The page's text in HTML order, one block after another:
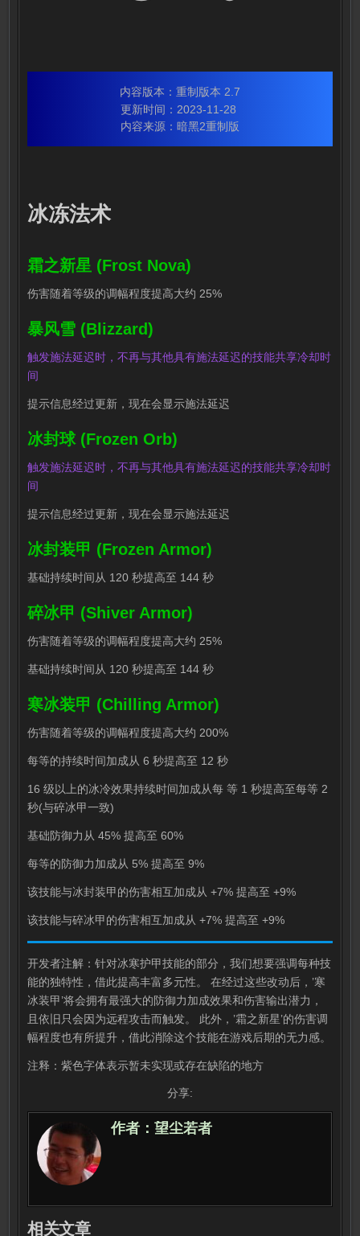
内容版本：重制版本 2.7
更新时间：2023-11-28
内容来源：暗黑2重制版
冰冻法术
霜之新星 (Frost Nova)
伤害随着等级的调幅程度提高大约 25%
暴风雪 (Blizzard)
触发施法延迟时，不再与其他具有施法延迟的技能共享冷却时
间
提示信息经过更新，现在会显示施法延迟
冰封球 (Frozen Orb)
触发施法延迟时，不再与其他具有施法延迟的技能共享冷却时
间
提示信息经过更新，现在会显示施法延迟
冰封装甲 (Frozen Armor)
基础持续时间从 120 秒提高至 144 秒
碎冰甲 (Shiver Armor)
伤害随着等级的调幅程度提高大约 25%
基础持续时间从 120 秒提高至 144 秒
寒冰装甲 (Chilling Armor)
伤害随着等级的调幅程度提高大约 200%
每等的持续时间加成从 6 秒提高至 12 秒
16 级以上的冰冷效果持续时间加成从每 等 1 秒提高至每等 2
秒(与碎冰甲一致)
基础防御力从 45% 提高至 60%
每等的防御力加成从 5% 提高至 9%
该技能与冰封装甲的伤害相互加成从 +7% 提高至 +9%
该技能与碎冰甲的伤害相互加成从 +7% 提高至 +9%
开发者注解：针对冰寒护甲技能的部分，我们想要强调每种技
能的独特性，借此提高丰富多元性。 在经过这些改动后，’寒
冰装甲’将会拥有最强大的防御力加成效果和伤害输出潜力，
且依旧只会因为远程攻击而触发。 此外，’霜之新星’的伤害调
幅程度也有所提升，借此消除这个技能在游戏后期的无力感。
注释：紫色字体表示暂未实现或存在缺陷的地方
分享:
作者：望尘若者
相关文章